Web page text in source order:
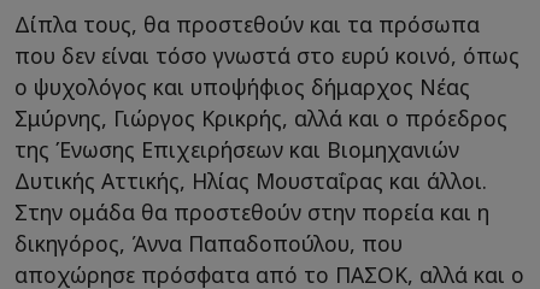
Δίπλα τους, θα προστεθούν και τα πρόσωπα
που δεν είναι τόσο γνωστά στο ευρύ κοινό, όπως
ο ψυχολόγος και υποψήφιος δήμαρχος Νέας
Σμύρνης, Γιώργος Κρικρής, αλλά και ο πρόεδρος
της Ένωσης Επιχειρήσεων και Βιομηχανιών
Δυτικής Αττικής, Ηλίας Μουσταΐρας και άλλοι.
Στην ομάδα θα προστεθούν στην πορεία και η
δικηγόρος, Άννα Παπαδοπούλου, που
αποχώρησε πρόσφατα από το ΠΑΣΟΚ, αλλά και ο